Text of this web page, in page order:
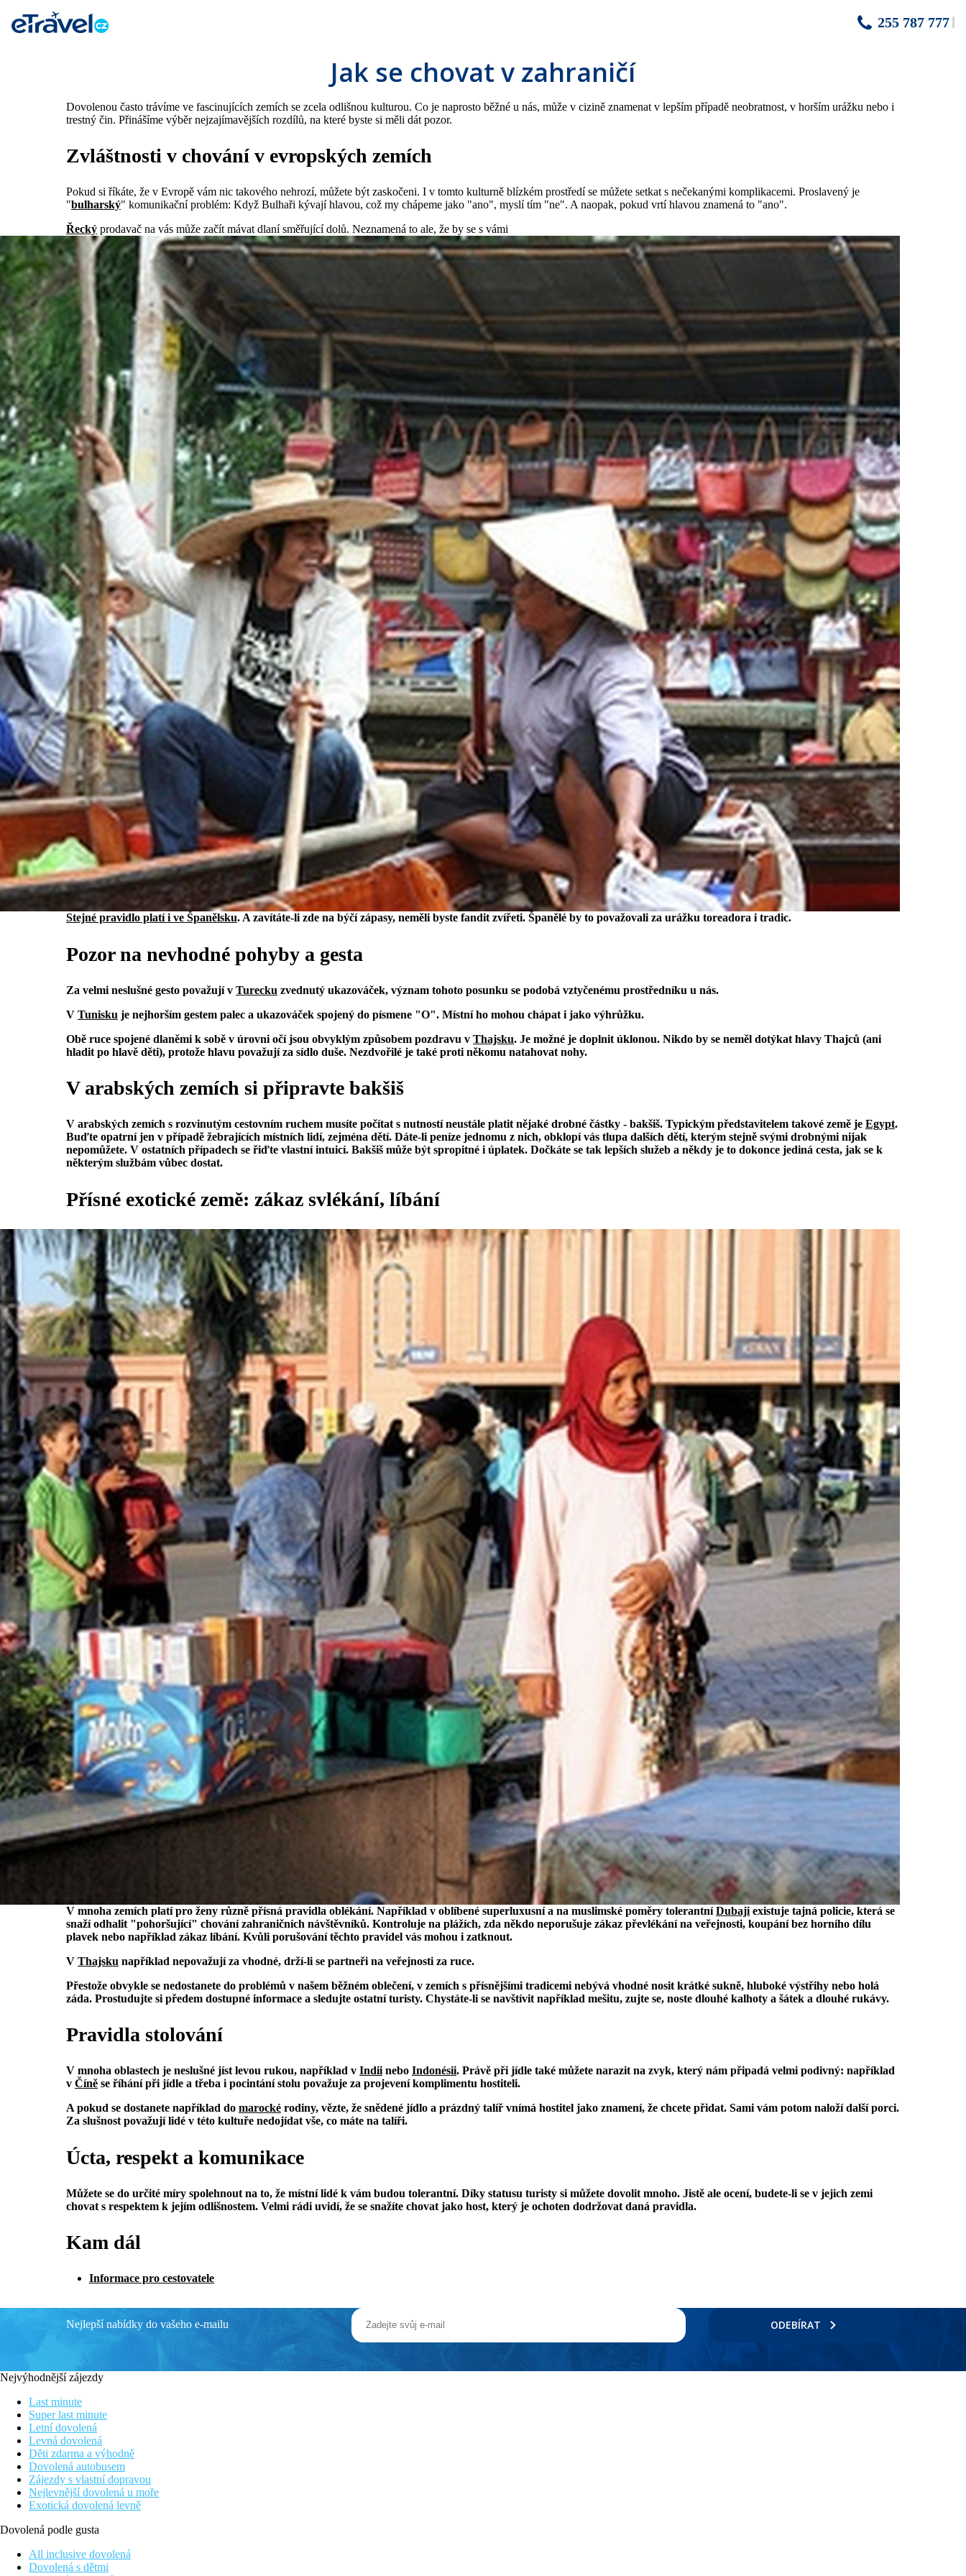
255 787 777
Jak se chovat v zahraničí
Dovolenou často trávíme ve fascinujících zemích se zcela odlišnou kulturou. Co je naprosto běžné u nás, může v cizině znamenat v lepším případě neobratnost, v horším urážku nebo i
trestný čin. Přinášíme výběr nejzajímavějších rozdílů, na které byste si měli dát pozor.
Zvláštnosti v chování v evropských zemích
Pokud si říkáte, že v Evropě vám nic takového nehrozí, můžete být zaskočeni. I v tomto kulturně blízkém prostředí se můžete setkat s nečekanými komplikacemi. Proslavený je
"bulharský" komunikační problém: Když Bulhaři kývají hlavou, což my chápeme jako "ano", myslí tím "ne". A naopak, pokud vrtí hlavou znamená to "ano".
Řecký prodavač na vás může začít mávat dlaní směřující dolů. Neznamená to ale, že by se s vámi
Stejné pravidlo platí ive Španělsku. A zavítáte-li zde na býčí zápasy, neměli byste fandit zvířeti. Španělé by to považovali za urážku toreadora i tradic.
Pozor na nevhodné pohyby a gesta
Za velmi neslušné gesto považují v Turecku zvednutý ukazováček, význam tohoto posunku se podobá vztyčenému prostředníku u nás.
V Tunisku je nejhorším gestem palec a ukazováček spojený do písmene "O". Místní ho mohou chápat i jako výhrůžku.
Obě ruce spojené dlaněmi k sobě v úrovni očí jsou obvyklým způsobem pozdravu v Thajsku. Je možné je doplnit úklonou. Nikdo by se neměl dotýkat hlavy Thajců (ani
hladit po hlavě děti), protože hlavu považují za sídlo duše. Nezdvořilé je také proti někomu natahovat nohy.
V arabských zemích si připravte bakšiš
V arabských zemích s rozvinutým cestovním ruchem musíte počítat s nutností neustále platit nějaké drobné částky - bakšiš. Typickým představitelem takové země je Egypt.
Buďte opatrní jen v případě žebrajících místních lidí, zejména dětí. Dáte-li peníze jednomu z nich, obklopí vás tlupa dalších dětí, kterým stejně svými drobnými nijak
nepomůžete. V ostatních případech se řiďte vlastní intuicí. Bakšiš může být spropitné i úplatek. Dočkáte se tak lepších služeb a někdy je to dokonce jediná cesta, jak se k
některým službám vůbec dostat.
Přísné exotické země: zákaz svlékání, líbání
V mnoha zemích platí pro ženy různě přísná pravidla oblékání. Například v oblíbené superluxusní a na muslimské poměry tolerantníDubaji existuje tajná policie, která se
snaží odhalit "pohoršující" chování zahraničních návštěvníků. Kontroluje na plážích, zda někdo neporušuje zákaz převlékání na veřejnosti, koupání bez horního dílu
plavek nebo například zákaz líbání. Kvůli porušování těchto pravidel vás mohou i zatknout.
V Thajsku například nepovažují za vhodné, drží-li se partneři na veřejnosti za ruce.
Přestože obvykle se nedostanete do problémů v našem běžném oblečení, v zemích s přísnějšími tradicemi nebývá vhodné nosit krátké sukně, hluboké výstřihy nebo holá
záda. Prostudujte si předem dostupné informace a sledujte ostatní turisty. Chystáte-li se navštívit například mešitu, zujte se, noste dlouhé kalhoty a šátek a dlouhé rukávy.
Pravidla stolování
V mnoha oblastech je neslušné jíst levou rukou, například v Indii nebo Indonésii. Právě při jídle také můžete narazit na zvyk, který nám připadá velmi podivný: například
v Číně se říhání při jídle a třeba i pocintání stolu považuje za projevení komplimentu hostiteli.
A pokud se dostanete například do marocké rodiny, vězte, že snědené jídlo a prázdný talíř vnímá hostitel jako znamení, že chcete přidat. Sami vám potom naloží další porci.
Za slušnost považují lidé v této kultuře nedojídat vše, co máte na talíři.
Úcta, respekt a komunikace
Můžete se do určité míry spolehnout na to, že místní lidé k vám budou tolerantní. Díky statusu turisty si můžete dovolit mnoho. Jistě ale ocení, budete-li se v jejich zemi
chovat s respektem k jejím odlišnostem. Velmi rádi uvidí, že se snažíte chovat jako host, který je ochoten dodržovat daná pravidla.
Kam dál
Informace pro cestovatele
Nejlepší nabídky do vašeho e-mailu ODEBÍRAT
Nejvýhodnější zájezdy
Last minute
Super last minute
Letní dovolená
Levná dovolená
Děti zdarma a výhodně
Dovolená autobusem
Zájezdy s vlastní dopravou
Nejlevnější dovolená u moře
Exotická dovolená levně
Dovolená podle gusta
All inclusive dovolená
Dovolená s dětmi